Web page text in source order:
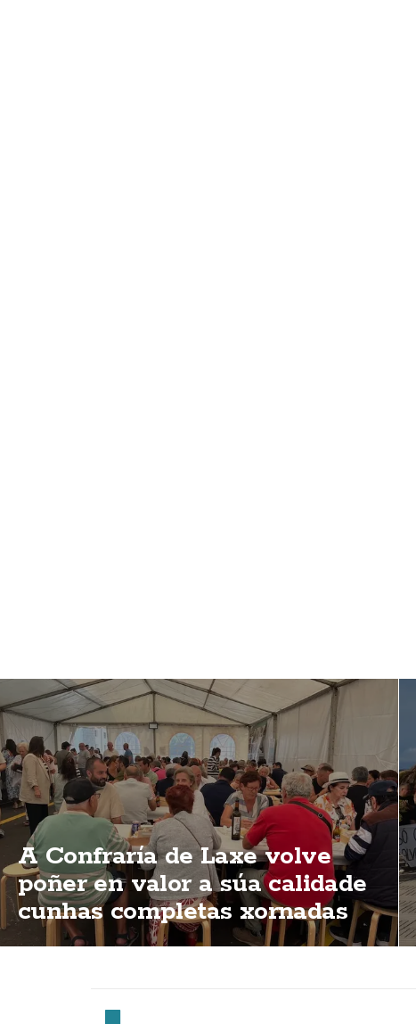
A Confraría de Laxe volve
poñer en valor a súa calidade
cunhas completas xornadas
de degustación